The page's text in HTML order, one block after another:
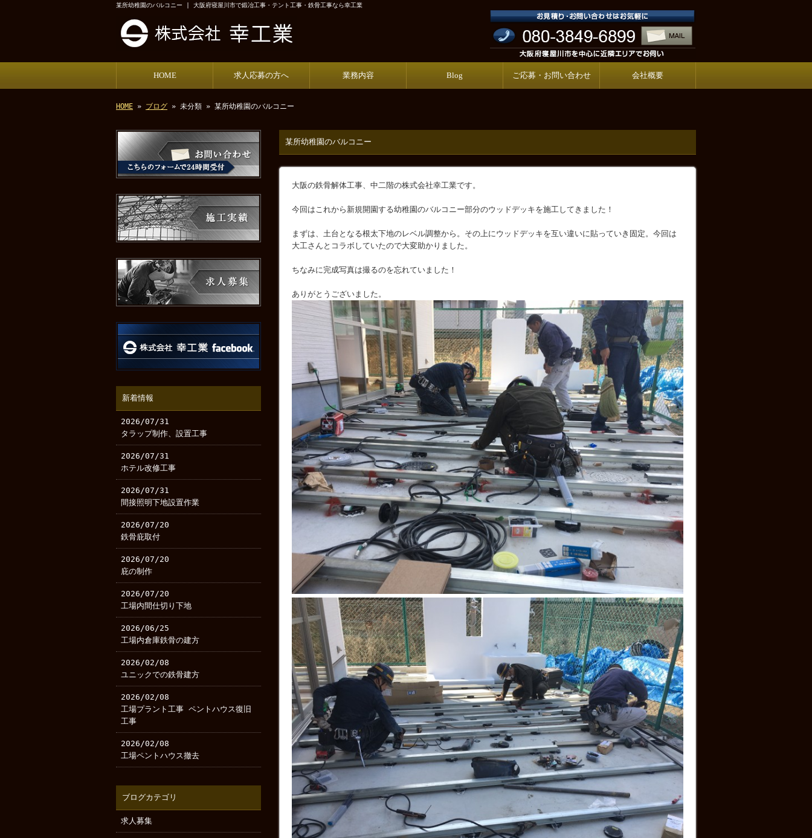
某所幼稚園のバルコニー | 大阪府寝屋川市で鍛冶工事・テント工事・鉄骨工事なら幸工業
HOME 求人応募の方へ 業務内容 Blog ご応募・お問い合わせ 会社概要
HOME » ブログ » 未分類 » 某所幼稚園のバルコニー
某所幼稚園のバルコニー
大阪の鉄骨解体工事、中二階の株式会社幸工業です。
今回はこれから新規開園する幼稚園のバルコニー部分のウッドデッキを施工してきました！
まずは、土台となる根太下地のレベル調整から。その上にウッドデッキを互い違いに貼っていき固定。今回は
大工さんとコラボしていたので大変助かりました。
ちなみに完成写真は撮るのを忘れていました！
ありがとうございました。
新着情報
2026/07/31
タラップ制作、設置工事
2026/07/31
ホテル改修工事
2026/07/31
間接照明下地設置作業
2026/07/20
鉄骨庇取付
2026/07/20
庇の制作
2026/07/20
工場内間仕切り下地
2026/06/25
工場内倉庫鉄骨の建方
2026/02/08
ユニックでの鉄骨建方
2026/02/08
工場プラント工事 ペントハウス復旧
工事
2026/02/08
工場ペントハウス撤去
ブログカテゴリ
求人募集